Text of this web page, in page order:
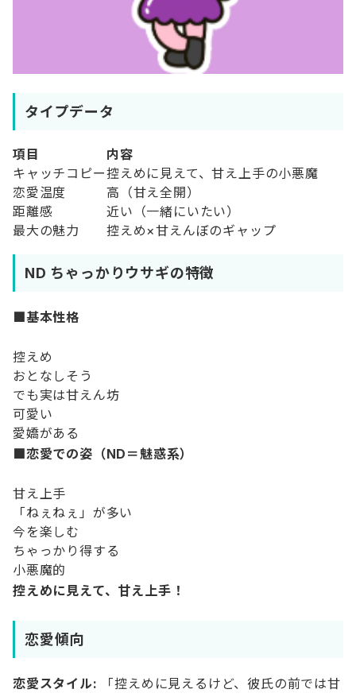
タイプデータ
項目
内容
キャッチコピー控えめに見えて、甘え上手の小悪魔
恋愛温度
高（甘え全開）
距離感
近い（一緒にいたい）
最大の魅力
控えめ×甘えんぼのギャップ
ND ちゃっかりウサギの特徴
■基本性格
控えめ
おとなしそう
でも実は甘えん坊
可愛い
愛嬌がある
■恋愛での姿（ND＝魅惑系）
甘え上手
「ねぇねぇ」が多い
今を楽しむ
ちゃっかり得する
小悪魔的
控えめに見えて、甘え上手！
恋愛傾向
恋愛スタイル: 「控えめに見えるけど、彼氏の前では甘